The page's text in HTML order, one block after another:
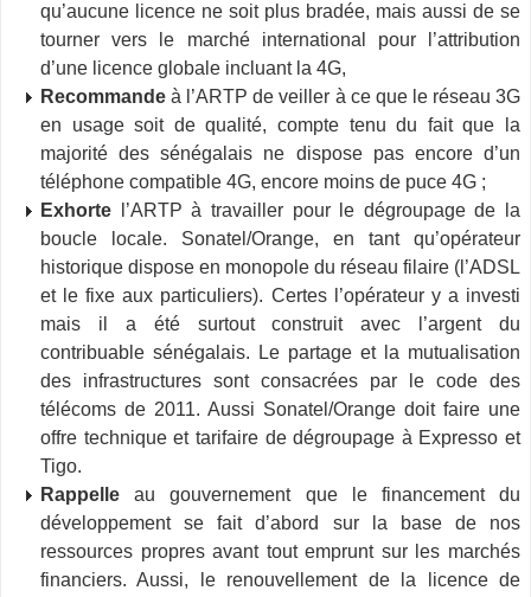
qu’aucune licence ne soit plus bradée, mais aussi de se
tourner vers le marché international pour l’attribution
d’une licence globale incluant la 4G,
Recommande à l’ARTP de veiller à ce que le réseau 3G
en usage soit de qualité, compte tenu du fait que la
majorité des sénégalais ne dispose pas encore d’un
téléphone compatible 4G, encore moins de puce 4G ;
Exhorte l’ARTP à travailler pour le dégroupage de la
boucle locale. Sonatel/Orange, en tant qu’opérateur
historique dispose en monopole du réseau filaire (l’ADSL
et le fixe aux particuliers). Certes l’opérateur y a investi
mais il a été surtout construit avec l’argent du
contribuable sénégalais. Le partage et la mutualisation
des infrastructures sont consacrées par le code des
télécoms de 2011. Aussi Sonatel/Orange doit faire une
offre technique et tarifaire de dégroupage à Expresso et
Tigo.
Rappelle au gouvernement que le financement du
développement se fait d’abord sur la base de nos
ressources propres avant tout emprunt sur les marchés
financiers. Aussi, le renouvellement de la licence de